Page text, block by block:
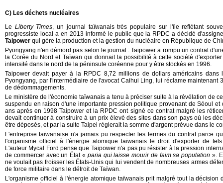
C) Les déchets nucléaires
Le Liberty Times, un journal taïwanais très populaire sur l'île reflétant
progressiste local a en 2013 informé le public que la RPDC a décidé
Taipower qui gère la production et la gestion du nucléaire en République de
Pyongyang n'en démord pas selon le journal :Taipower a rompu un contrat
la Corée du Nord et Taïwan qui donnait la possibilité à cette société
intensité dans le nord de la péninsule coréenne pour y être stockés en 1996.
Taipower devait payer à la RPDC 8,72 millions de dollars américains
Pyongyang, par l'intermédiaire de l'avocat Caihui Ling, lui réclame maintenant
de dédommagements.
Le ministère de l'économie taïwanais a tenu à préciser suite à la révélation de
suspendu en raison d'une importante pression politique provenant de Séoul et
ans après en 1998Taipower et la RPDC ont signé ce contrat malgré les
devait continuer à construire à un prix élevé des sites dans son pays où les
être déposés, et par la suite Taipei règlerait la somme d'argent prévue dans le
L'entreprise taïwanaise n'a jamais pu respecter les termes du contrat parce
l'organisme officiel à l'énergie atomique taïwanais le droit d'exporter de
L'auteur Mycal Ford pense que Taipowern'a pas pu résister à la pression
de commercer avec un État « paria qui laisse mourir de faim sa population».
ne voulait pas froisser les États-Unis qui lui vendent de nombreuses armes
de force militaire dans le détroit de Taïwan.
L'organisme officiel à l'énergie atomique taïwanais prit malgré tout la